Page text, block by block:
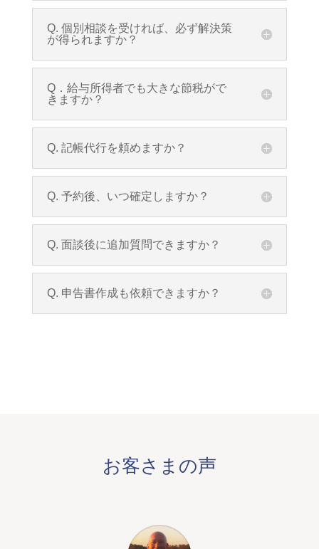
Q. 個別相談を受ければ、必ず解決策
が得られますか？
Q．給与所得者でも大きな節税がで
きますか？
Q. 記帳代行を頼めますか？
Q. 予約後、いつ確定しますか？
Q. 面談後に追加質問できますか？
Q. 申告書作成も依頼できますか？
お客さまの声